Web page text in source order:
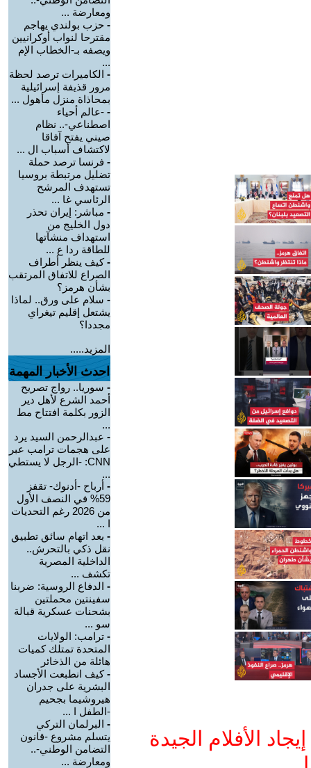
الأفلام الجيدة
ومعارضة ...
- حزب بولندي يهاجم
مقترحا لنواب أوكرانيين
ويصفه بـ-الخطاب الإم
...
- الكاميرات ترصد لحظة
مرور قذيفة إسرائيلية
بمحاذاة منزل مأهول ...
- -عالم أحياء
اصطناعي-.. نظام
صيني يفتح آفاقا
لاكتشاف أسباب ال ...
- فرنسا ترصد حملة
تضليل مرتبطة بروسيا
تستهدف المرشح
الرئاسي غا ...
- مباشر: إيران تحذر
دول الخليج من
استهداف منشآتها
للطاقة ردا ع ...
-كيف ينظر أطراف
الصراع للاتفاق المرتقب
بشأن هرمز؟
- سلام على ورق.. لماذا
يشتعل إقليم تيغراي
مجددا؟
المزيد.....
احدث الأخبار المهمة
- سوريا.. رواج تصريح
أحمد الشرع لأهل دير
الزور بكلمة افتتاح مط
...
- عبدالرحمن السيد يرد
على هجمات ترامب عبر
CNN: -الرجل لا يستطي
...
- أرباح -أدنوك- تقفز
59% في النصف الأول
من 2026 رغم التحديات
ا ...
- بعد اتهام سائق تطبيق
نقل ذكي بالتحرش..
الداخلية المصرية
تكشف ...
- الدفاع الروسية: ضربنا
سفينتين محملتين
بشحنات عسكرية قبالة
سو ...
- ترامب: الولايات
المتحدة تمتلك كميات
هائلة من الذخائر
-كيف انطبعت الأجساد
البشرية على جدران
هيروشيما بجحيم
-الطفل ا ...
- البرلمان التركي
يتسلم مشروع -قانون
التضامن الوطني-..
ومعارضة ...